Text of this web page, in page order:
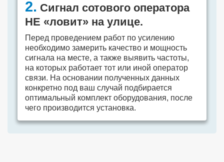
2. Сигнал сотового оператора
НЕ «ловит» на улице.
Перед проведением работ по усилению
необходимо замерить качество и мощность
сигнала на месте, а также выявить частоты,
на которых работает тот или иной оператор
связи. На основании полученных данных
конкретно под ваш случай подбирается
оптимальный комплект оборудования, после
чего производится установка.